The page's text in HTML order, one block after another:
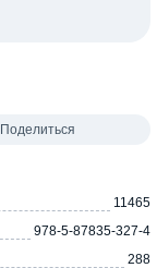
Поделиться
11465
978-5-87835-327-4
288